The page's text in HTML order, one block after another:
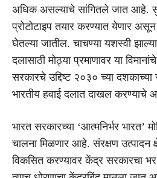
अधिक असल्याचे सांगितले जात आहे.
प्रोटोटाइप तयार करण्यात येणार
घेतल्या जातील. चाचण्या यशस्वी
दलासाठी मोठ्या प्रमाणावर या
सरकारचे उद्दिष्ट २०३० च्या दशकाच्या
भारतीय हवाई दलात दाखल करण्याचे
भारत सरकारच्या ‘आत्मनिर्भर भारत’
चालना मिळणार आहे. संरक्षण उत्पादन
विकसित करण्यावर केंद्र सरकारचा